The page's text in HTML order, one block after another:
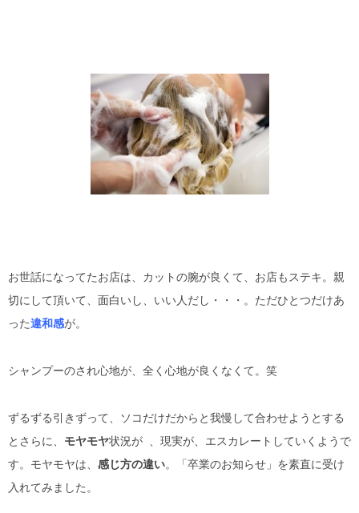
お世話になってたお店は、カットの腕が良くて、お店もステキ。親
切にして頂いて、面白いし、いい人だし・・・。ただひとつだけあ
った違和感が。
シャンプーのされ心地が、全く心地が良くなくて。笑
ずるずる引きずって、ソコだけだからと我慢して合わせようとする
とさらに、 モヤモヤ状況が 、現実が、エスカレートしていくようで
す。モヤモヤは、 感じ方の違い。「卒業のお知らせ」を素直に受け
入れてみました。